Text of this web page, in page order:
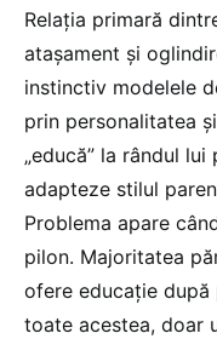
Relația primară
atașament și
instinctiv modelele
prin personalitatea
„educă” la rândul
adapteze stilul
Problema apare
pilon. Majoritatea
ofere educație
toate acestea, doar